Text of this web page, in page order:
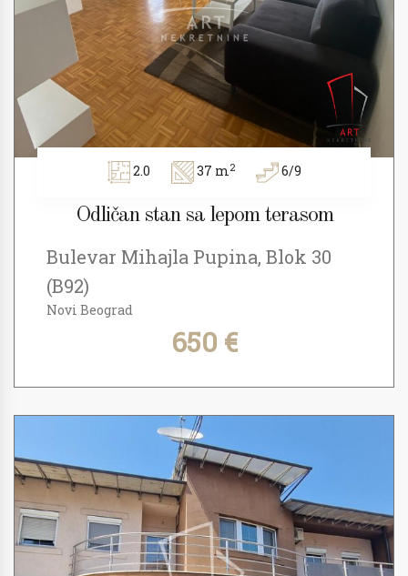
2.0 37 m2 6/9
Odličan stan sa lepom terasom
Bulevar Mihajla Pupina, Blok 30
(B92)
Novi Beograd
650 €